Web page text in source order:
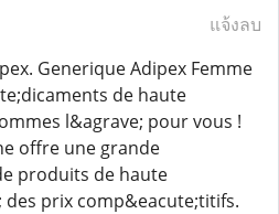
แจ้งลบ
Generique Adipex Femme
de haute
l&agrave; pour vous !
offre une grande
produits de haute
prix comp&eacute;titifs.